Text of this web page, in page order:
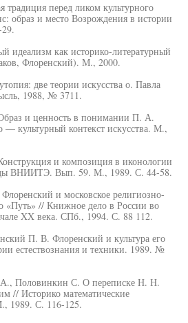
традиция перед ликом культурного
образ и место Возрождения в истории
идеализм как историко-литературный
Флоренский). М., 2000.
две теории искусства о. Павла
1988, № 3711.
и ценность в понимании П. А.
— культурный контекст искусства. М.,
и композиция в иконологии
ВНИИТЭ. Вып. 59. М., 1989. С. 44-58.
и московское религиозно-
«Путь» // Книжное дело в России во
XX века. СПб., 1994. С. 88 112.
П. В. Флоренский и культура его
естествознания и техники. 1989. №
Половинкин С. О переписке Н. Н.
// Историко математические
1989. С. 116-125.